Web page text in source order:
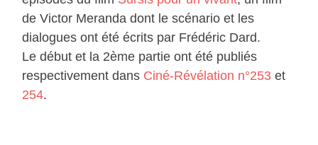
de Victor Meranda dont le scénario et les
dialogues ont été écrits par Frédéric Dard.
Le début et la 2ème partie ont été publiés
respectivement dans Ciné-Révélation n°253 et
254.